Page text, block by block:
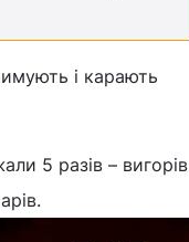
і карають
5 разів – вигорів